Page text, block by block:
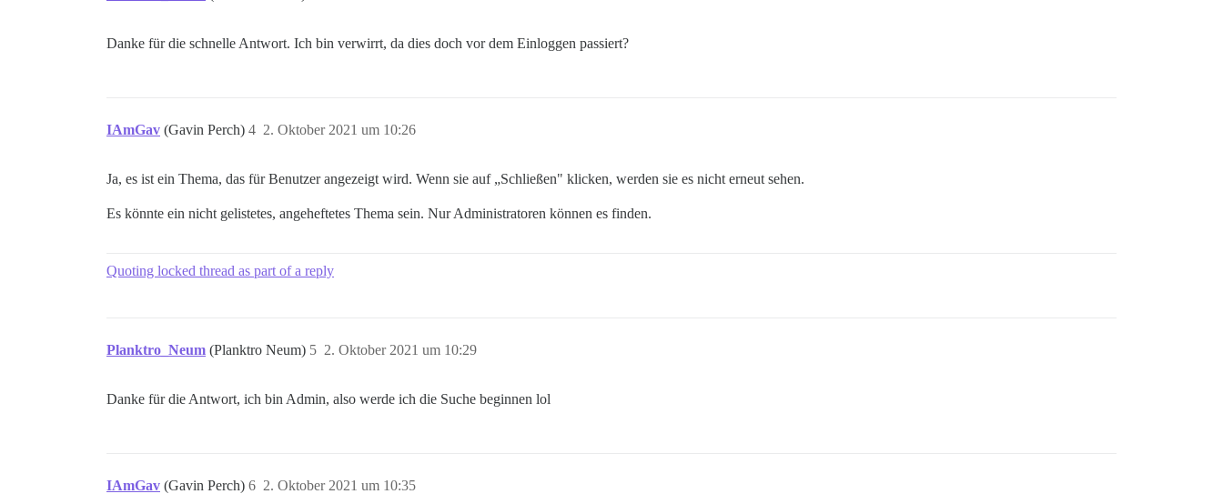
Danke für die schnelle Antwort. Ich bin verwirrt, da dies doch vor dem Einloggen passiert?
IAmGav (Gavin Perch) 2. Oktober 2021 um 10:26
4
Ja, es ist ein Thema, das für Benutzer angezeigt wird. Wenn sie auf „Schließen" klicken, werden sie es nicht erneut sehen.
Es könnte ein nicht gelistetes, angeheftetes Thema sein. Nur Administratoren können es finden.
Quoting locked thread as part of a reply
Planktro_Neum (Planktro Neum) 2. Oktober 2021 um 10:29
5
Danke für die Antwort, ich bin Admin, also werde ich die Suche beginnen lol
IAmGav (Gavin Perch) 2. Oktober 2021 um 10:35
6